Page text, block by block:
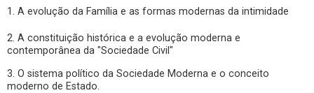
1. A evolução da Família e as formas modernas da intimidade
2. A constituição histórica e a evolução moderna e
contemporânea da "Sociedade Civil"
3. O sistema político da Sociedade Moderna e o conceito
moderno de Estado.